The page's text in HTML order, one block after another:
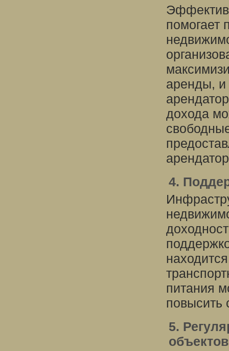
помогает
аренды, и
дохода
4.
питания
повысить
5.
объектов